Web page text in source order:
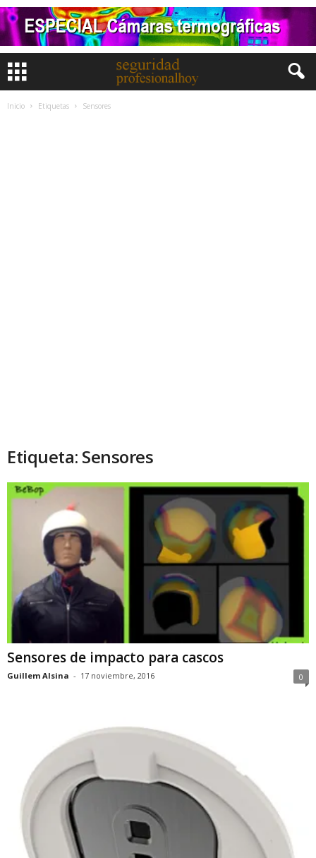
Inicio Etiquetas Sensores
Etiqueta: Sensores
Sensores de impacto para cascos
Guillem Alsina - 17 noviembre, 2016 0